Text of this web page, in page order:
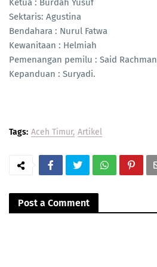
Ketua : Burdah Yusuf
Sektaris: Agustina
Bendahara : Nurul Fatwa
Kewanitaan : Helmiah
Pemenangan pemilu : Said Rachman
Kepanduan : Suryadi.
Tags: Aceh Timur Artikel
Post a Comment